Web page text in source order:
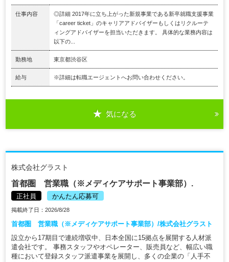
仕事内容
◎詳細 2017年に立ち上がった新規事業である新卒就職支援事業
「career ticket」のキャリアアドバイザーもしくはリクルーテ
ィングアドバイザーを担当いただきます。 具体的な業務内容は
以下の...
勤務地 東京都渋谷区
給与 ※詳細は転職エージェントへお問い合わせください。
気になる
株式会社グラスト
首都圏 営業職（※メディケアサポート事業部）.
正社員 かんたん応募可
掲載終了日：2026/8/28
首都圏 営業職（※メディケアサポート事業部）/株式会社グラスト
設立から17期目で連続増収中、日本全国に15拠点を展開する人材派
遣会社です。 事務スタッフやオペレーター、販売員など、幅広い職
種において登録スタッフ派遣事業を展開し、多くの企業の「人手不